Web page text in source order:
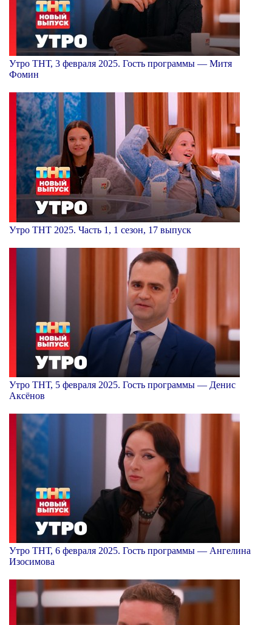
Утро ТНТ, 3 февраля 2025. Гость программы — Митя
Фомин
Утро ТНТ 2025. Часть 1, 1 сезон, 17 выпуск
Утро ТНТ, 5 февраля 2025. Гость программы — Денис
Аксёнов
Утро ТНТ, 6 февраля 2025. Гость программы — Ангелина
Изосимова